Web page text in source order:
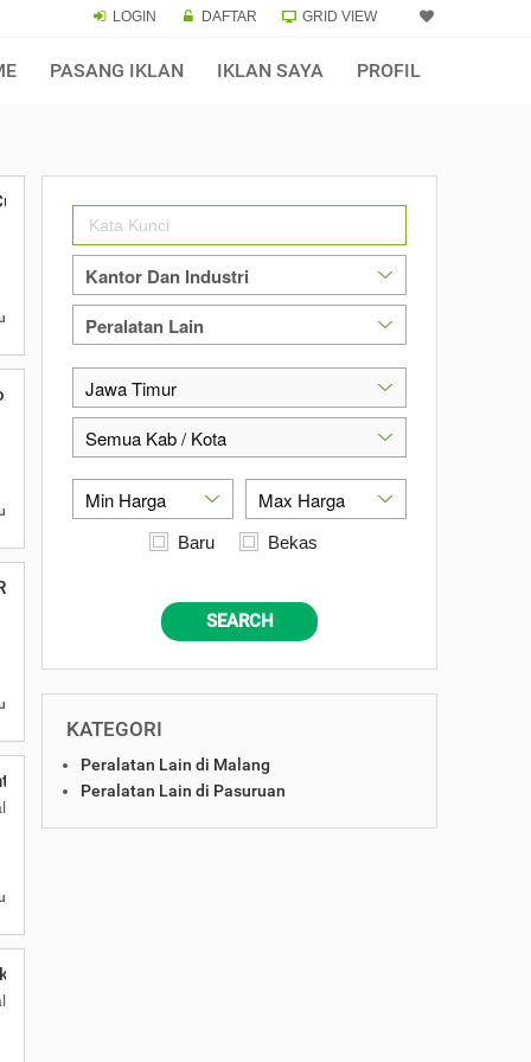
LOGIN DAFTAR GRID VIEW
PASANG IKLAN IKLAN SAYA PROFIL
Imarks
Kantor
Lapangan Profesional
di Malang
Baru Bekas
SEARCH
KATEGORI
Peralatan Lain di Malang
Peralatan Lain di Pasuruan